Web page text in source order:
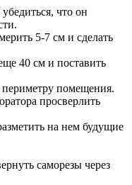
что он
5-7 см и сделать
40 см и поставить
помещения.
просверлить
на нем будущие
саморезы через